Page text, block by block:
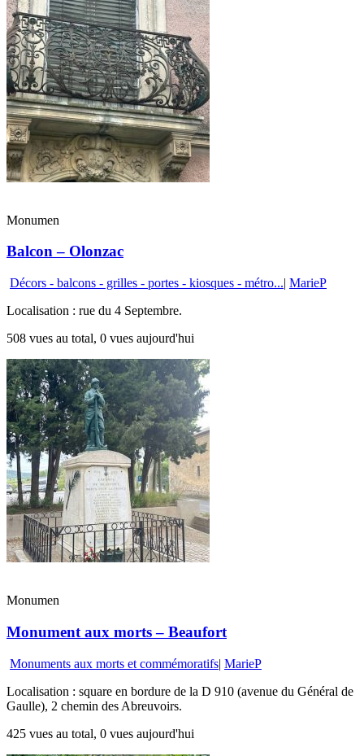
Monumen
Balcon – Olonzac
Décors - balcons - grilles - portes - kiosques - métro...| MarieP
Localisation : rue du 4 Septembre.
508 vues au total, 0 vues aujourd'hui
Monumen
Monument aux morts – Beaufort
Monuments aux morts et commémoratifs| MarieP
Localisation : square en bordure de la D 910 (avenue du Général de
Gaulle), 2 chemin des Abreuvoirs.
425 vues au total, 0 vues aujourd'hui